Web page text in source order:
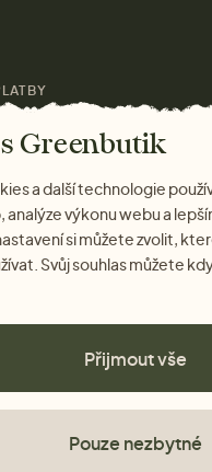
Greenbutik
a další technologie
analýze výkonu webu a
si můžete zvolit,
Svůj souhlas můžete
Přijmout vše
Pouze nezbytné